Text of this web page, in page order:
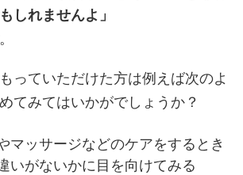
しれませんよ」
っていただけた方は例えば次のよ
てみてはいかがでしょうか？
マッサージなどのケアをするとき
いがないかに目を向けてみる